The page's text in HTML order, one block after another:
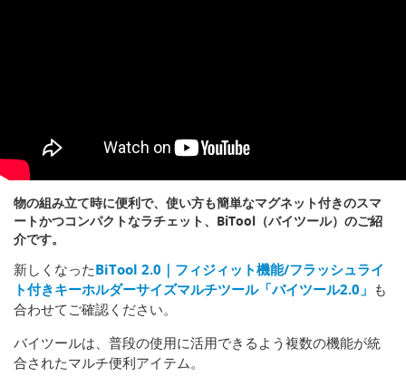
物の組み立て時に便利で、使い方も簡単なマグネット付きのスマ
ートかつコンパクトなラチェット、BiTool（バイツール）のご紹
介です。
新しくなったBiTool 2.0｜フィジィット機能/フラッシュライ
ト付きキーホルダーサイズマルチツール「バイツール2.0」 も
合わせてご確認ください。
バイツールは、普段の使用に活用できるよう複数の機能が統
合されたマルチ便利アイテム。